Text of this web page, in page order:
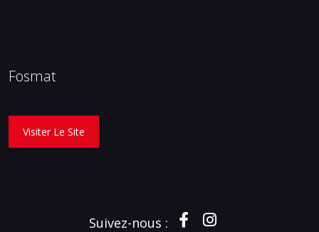
Fosmat
Visiter Le Site
Suivez-nous :